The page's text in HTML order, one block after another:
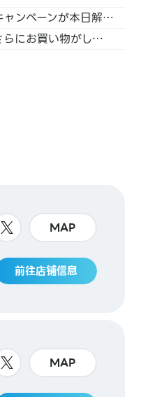
「アニメイトイオン松江」が2026年7月18日にリニューアルオープン！ リニューアルを記念したキャンペーンが本日解禁!!
アニメイトイオン松江が1階から2階へお引越し♪2026年7月18日に移転リニューアルオープン！さらにお買い物がしやすいお店へ
MAP
前往店铺信息
MAP